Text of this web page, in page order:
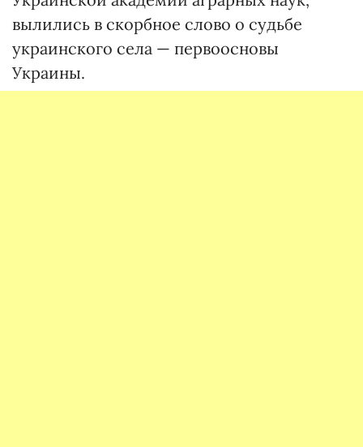
вылились в скорбное слово о судьбе
украинского села — первоосновы
Украины.